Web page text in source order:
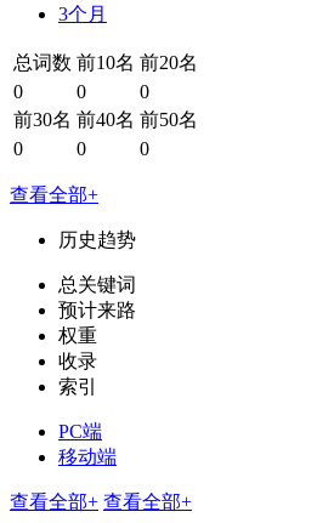
3个月
总词数 前10名 前20名
0
0
0
前30名 前40名 前50名
0
0 0
查看全部+
历史趋势
总关键词
预计来路
权重
收录
索引
PC端
移动端
查看全部+ 查看全部+